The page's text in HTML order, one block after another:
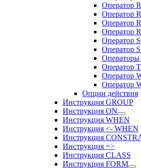
Оператор
Оператор
Оператор
Оператор
Оператор
Оператор
Операторы
Оператор
Оператор
Оператор
Опции действия
Инструкция GROUP
Инструкция ON
Инструкция WHEN
Инструкция <- WHEN
Инструкция
Инструкция =>
Инструкция CLASS
Инструкция FORM